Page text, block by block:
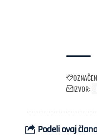
IZVOR:
Podeli ovaj